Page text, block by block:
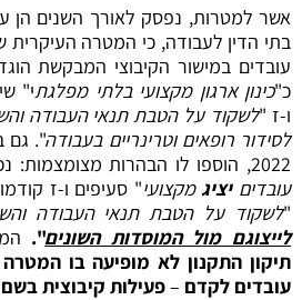
אשר למטרות, נפסק לאורך השנים הן
בתי הדין לעבודה, כי המטרה העיקרית
עובדים במישור הקיבוצי המבקשת
כ"כינון ארגון מקצועי בלתי מפלגתי"
ו-ז "לשקוד על הטבת תנאי העבודה
לסידור רופאים וטרינריים בעבודה". גם
2022, הוספו לו הבהרות מצומצמות: נכתב במטרות "
עובדיםיציגמקצועי" סעיפים ו-ז
"לשקוד על הטבת תנאי העבודה
לייצוגם מול המוסדות השונים".
תיקון התקנון לא מופיעה בו
עובדים לקדם –פעילות קיבוצית